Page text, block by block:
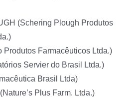
(Schering Plough Produtos
Produtos Farmacêuticos Ltda.)
Servier do Brasil Ltda.)
Brasil Ltda)
Plus Farm. Ltda.)